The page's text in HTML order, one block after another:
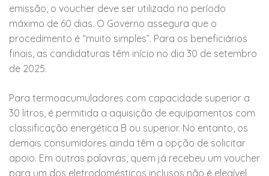
emissão, o voucher deve ser utilizado no período
máximo de 60 dias. O Governo assegura que o
procedimento é “muito simples”. Para os beneficiários
finais, as candidaturas têm início no dia 30 de setembro
de 2025.
Para termoacumuladores com capacidade superior a
30 litros, é permitida a aquisição de equipamentos com
classificação energética B ou superior. No entanto, os
demais consumidores ainda têm a opção de solicitar
apoio. Em outras palavras, quem já recebeu um voucher
para um dos eletrodomésticos inclusos não é elegível